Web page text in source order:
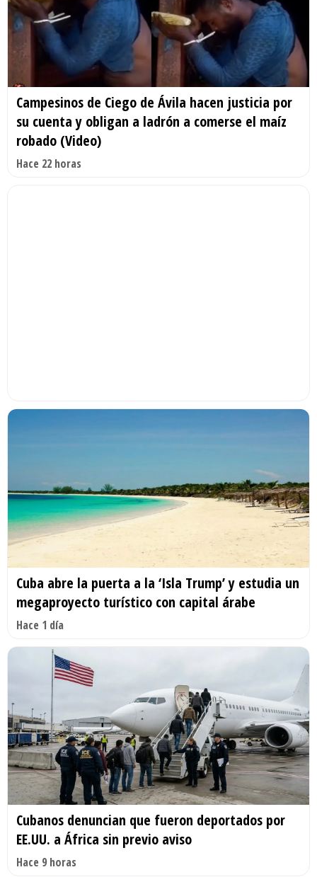
Campesinos de Ciego de Ávila hacen justicia por
su cuenta y obligan a ladrón a comerse el maíz
robado (Video)
Hace 22 horas
Cuba abre la puerta a la ‘Isla Trump’ y estudia un
megaproyecto turístico con capital árabe
Hace 1 día
Cubanos denuncian que fueron deportados por
EE.UU. a África sin previo aviso
Hace 9 horas